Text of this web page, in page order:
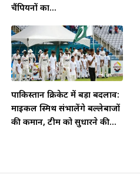
चैंपियनों का...
पाकिस्तान क्रिकेट में बड़ा बदलाव:
माइकल स्मिथ संभालेंगे बल्लेबाजों
की कमान, टीम को सुधारने की...